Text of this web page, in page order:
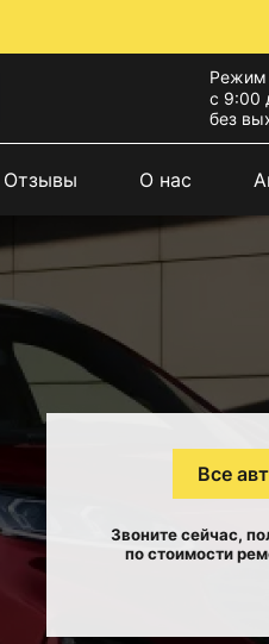
Режим
с 9:00
без
Отзывы О нас
Все
Звоните сейчас,
по стоимости